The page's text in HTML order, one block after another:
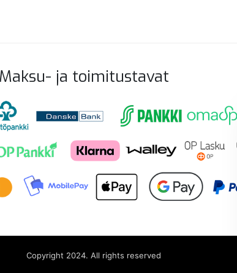
Maksu- ja toimitustavat
Copyright 2024. All rights reserved